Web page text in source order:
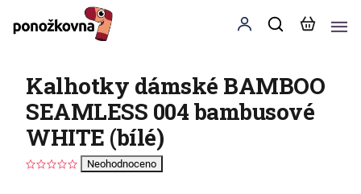
Kalhotky dámské BAMBOO
SEAMLESS 004 bambusové
WHITE (bílé)
Neohodnoceno